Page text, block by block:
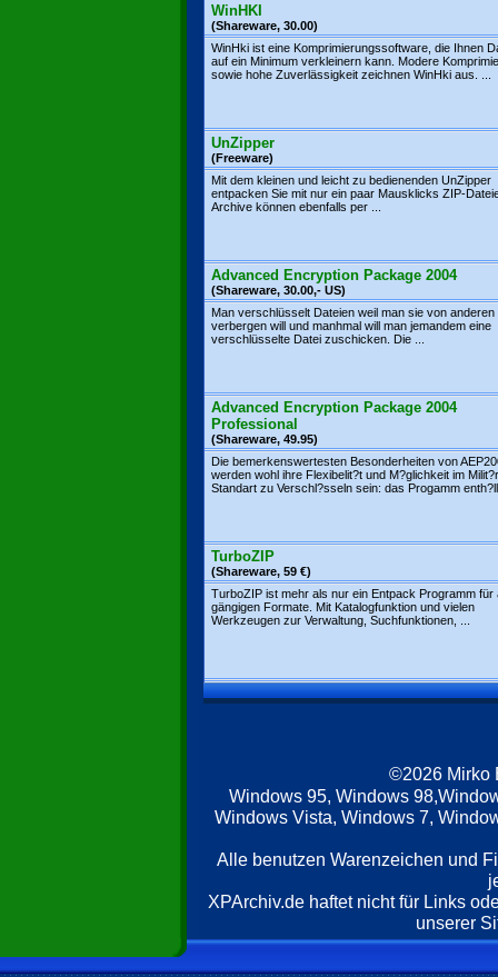
WinHKI
(Shareware, 30.00)
WinHki ist eine Komprimierungssoftware, die Ihnen
auf ein Minimum verkleinern kann. Modere
sowie hohe Zuverlässigkeit zeichnen WinHki aus. ...
UnZipper
(Freeware)
Mit dem kleinen und leicht zu bedienenden UnZipper
entpacken Sie mit nur ein paar Mausklicks ZIP-
Archive können ebenfalls per ...
Advanced Encryption Package 2004
(Shareware, 30.00,- US)
Man verschlüsselt Dateien weil man sie von anderen
verbergen will und manhmal will man jemandem eine
verschlüsselte Datei zuschicken. Die ...
Advanced Encryption Package 2004
Professional
(Shareware, 49.95)
Die bemerkenswertesten Besonderheiten von
werden wohl ihre Flexibelit?t und M?glichkeit im
Standart zu Verschl?sseln sein: das Progamm
TurboZIP
(Shareware, 59 €)
TurboZIP ist mehr als nur ein Entpack Programm für
gängigen Formate. Mit Katalogfunktion und vielen
Werkzeugen zur Verwaltung, Suchfunktionen, ...
©2026 Mirko
Windows 95, Windows
Windows Vista, Windows 7,
Alle benutzen Warenzeichen und
XPArchiv.de haftet nicht für Links
unserer